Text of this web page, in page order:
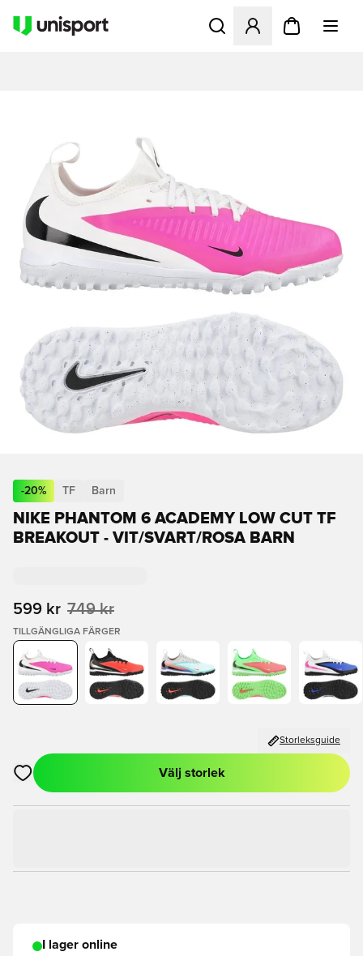
Öppnar en Modal för att
-20% TF Barn
NIKE PHANTOM 6 ACADEMY LOW CUT TF
BREAKOUT - VIT/SVART/ROSA BARN
599 kr 749 kr
TILLGÄNGLIGA FÄRGER
Storleksguide
Öppnar en Modal för att logga in eller registrera dig som
Välj storlek
I lager online